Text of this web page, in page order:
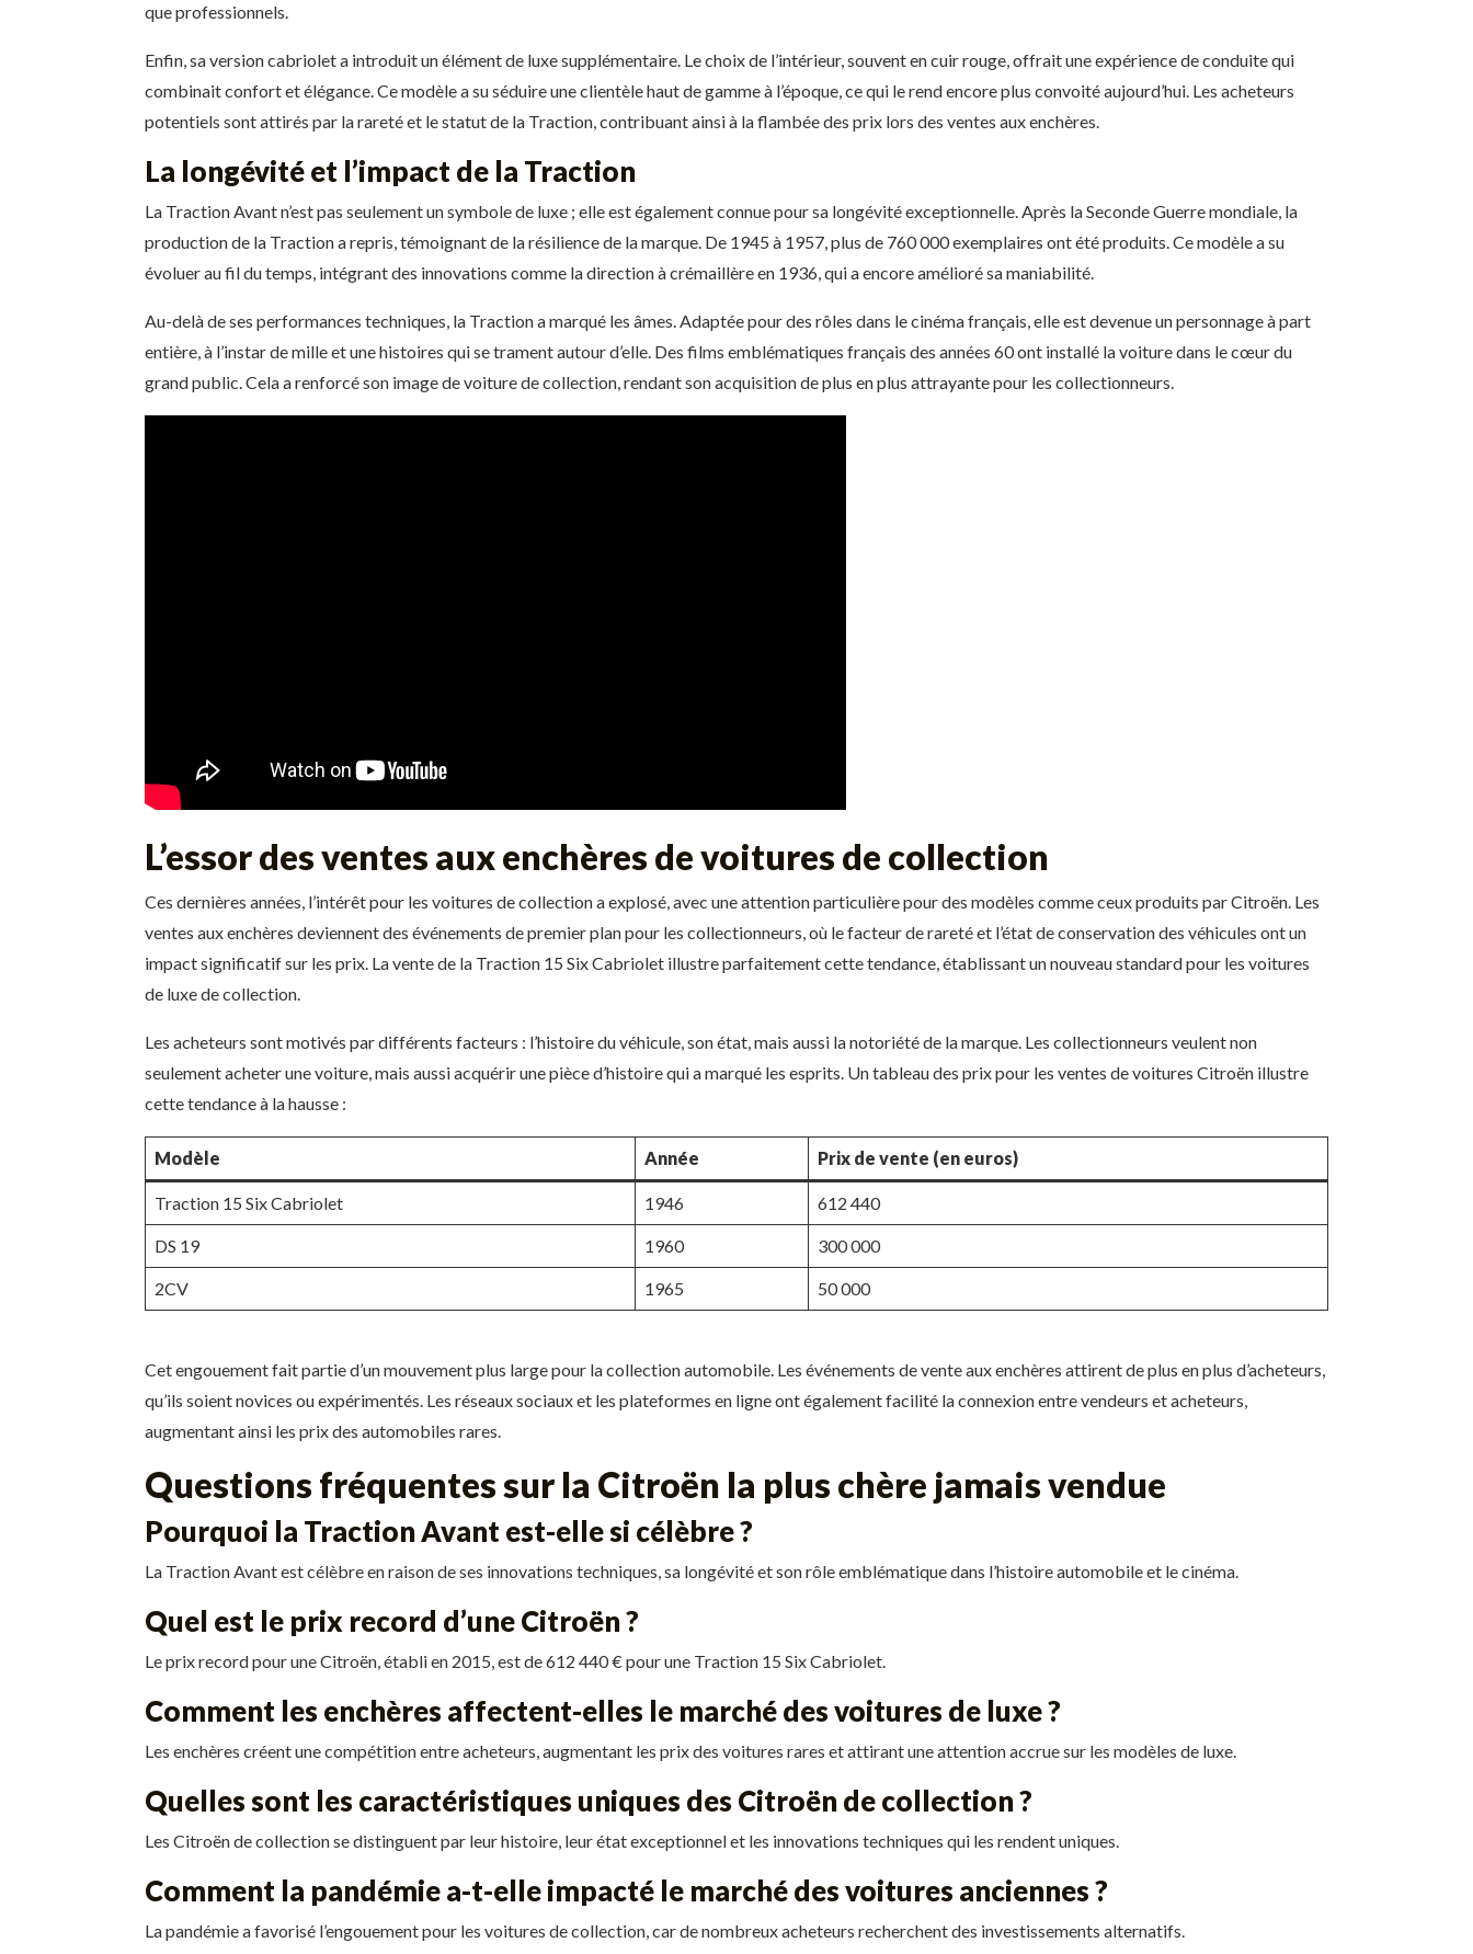
que professionnels.
Enfin, sa version cabriolet a introduit un élément de luxe supplémentaire. Le choix de l’intérieur, souvent en cuir rouge, offrait une expérience de conduite qui
combinait confort et élégance. Ce modèle a su séduire une clientèle haut de gamme à l’époque, ce qui le rend encore plus convoité aujourd’hui. Les acheteurs
potentiels sont attirés par la rareté et le statut de la Traction, contribuant ainsi à la flambée des prix lors des ventes aux enchères.
La longévité et l’impact de la Traction
La Traction Avant n’est pas seulement un symbole de luxe ; elle est également connue pour sa longévité exceptionnelle. Après la Seconde Guerre mondiale, la
production de la Traction a repris, témoignant de la résilience de la marque. De 1945 à 1957, plus de 760 000 exemplaires ont été produits. Ce modèle a su
évoluer au fil du temps, intégrant des innovations comme la direction à crémaillère en 1936, qui a encore amélioré sa maniabilité.
Au-delà de ses performances techniques, la Traction a marqué les âmes. Adaptée pour des rôles dans le cinéma français, elle est devenue un personnage à part
entière, à l’instar de mille et une histoires qui se trament autour d’elle. Des films emblématiques français des années 60 ont installé la voiture dans le cœur du
grand public. Cela a renforcé son image de voiture de collection, rendant son acquisition de plus en plus attrayante pour les collectionneurs.
L’essor des ventes aux enchères de voitures de collection
Ces dernières années, l’intérêt pour les voitures de collection a explosé, avec une attention particulière pour des modèles comme ceux produits par Citroën. Les
ventes aux enchères deviennent des événements de premier plan pour les collectionneurs, où le facteur de rareté et l’état de conservation des véhicules ont un
impact significatif sur les prix. La vente de la Traction 15 Six Cabriolet illustre parfaitement cette tendance, établissant un nouveau standard pour les voitures
de luxe de collection.
Les acheteurs sont motivés par différents facteurs : l’histoire du véhicule, son état, mais aussi la notoriété de la marque. Les collectionneurs veulent non
seulement acheter une voiture, mais aussi acquérir une pièce d’histoire qui a marqué les esprits. Un tableau des prix pour les ventes de voitures Citroën illustre
cette tendance à la hausse :
Modèle Année Prix de vente (en euros)
Traction 15 Six Cabriolet 1946 612 440
DS 19 1960 300 000
2CV 1965 50 000
Cet engouement fait partie d’un mouvement plus large pour la collection automobile. Les événements de vente aux enchères attirent de plus en plus d’acheteurs,
qu’ils soient novices ou expérimentés. Les réseaux sociaux et les plateformes en ligne ont également facilité la connexion entre vendeurs et acheteurs,
augmentant ainsi les prix des automobiles rares.
Questions fréquentes sur la Citroën la plus chère jamais vendue
Pourquoi la Traction Avant est-elle si célèbre ?
La Traction Avant est célèbre en raison de ses innovations techniques, sa longévité et son rôle emblématique dans l’histoire automobile et le cinéma.
Quel est le prix record d’une Citroën ?
Le prix record pour une Citroën, établi en 2015, est de 612 440 € pour une Traction 15 Six Cabriolet.
Comment les enchères affectent-elles le marché des voitures de luxe ?
Les enchères créent une compétition entre acheteurs, augmentant les prix des voitures rares et attirant une attention accrue sur les modèles de luxe.
Quelles sont les caractéristiques uniques des Citroën de collection ?
Les Citroën de collection se distinguent par leur histoire, leur état exceptionnel et les innovations techniques qui les rendent uniques.
Comment la pandémie a-t-elle impacté le marché des voitures anciennes ?
La pandémie a favorisé l’engouement pour les voitures de collection, car de nombreux acheteurs recherchent des investissements alternatifs.